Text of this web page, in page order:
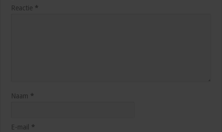
Reactie *
Naam *
E-mail *